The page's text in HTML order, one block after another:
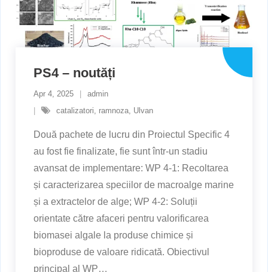
PS4 – noutăți
Apr 4, 2025
admin
catalizatori
ramnoza Ulvan
Două pachete de lucru din Proiectul Specific 4
au fost fie finalizate, fie sunt într-un stadiu
avansat de implementare: WP 4-1: Recoltarea
și caracterizarea speciilor de macroalge marine
și a extractelor de alge; WP 4-2: Soluții
orientate către afaceri pentru valorificarea
biomasei algale la produse chimice și
bioproduse de valoare ridicată. Obiectivul
principal al WP…